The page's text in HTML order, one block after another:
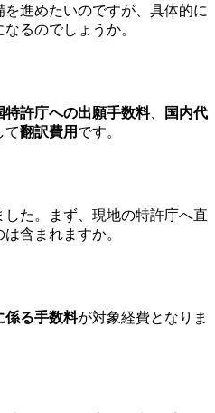
進めたいのですが、具体的に
るのでしょうか。
特許庁への出願手数料、
国内代
て翻訳費用 です。
た。まず、現地の特許庁へ直
含まれますか。
係る手数料が対象経費となりま